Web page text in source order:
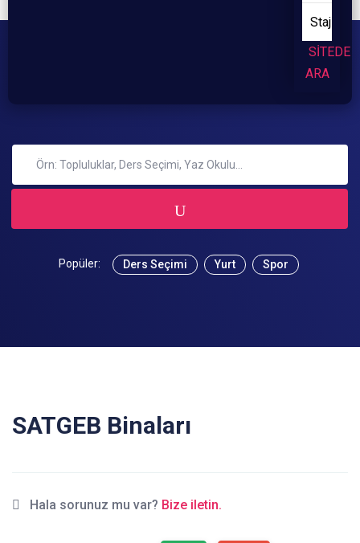
Staj
SİTEDE
ARA
Popüler: Ders Seçimi Yurt Spor
SATGEB Binaları
Hala sorunuz mu var? Bize iletin.